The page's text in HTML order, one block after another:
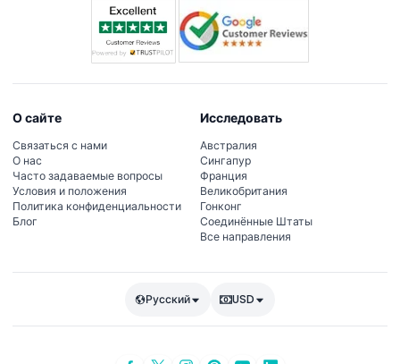
О сайте
Связаться с нами
О нас
Часто задаваемые вопросы
Условия и положения
Политика конфиденциальности
Блог
Исследовать
Австралия
Сингапур
Франция
Великобритания
Гонконг
Соединённые Штаты
Все направления
Русский USD